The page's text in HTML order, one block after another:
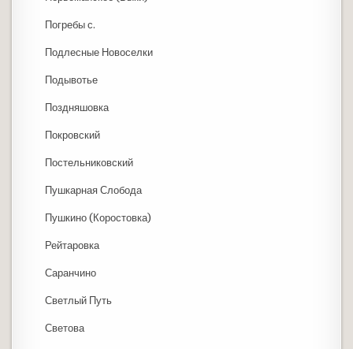
Погребы с.
Подлесные Новоселки
Подывотье
Поздняшовка
Покровский
Постельниковский
Пушкарная Слобода
Пушкино (Коростовка)
Рейтаровка
Саранчино
Светлый Путь
Светова